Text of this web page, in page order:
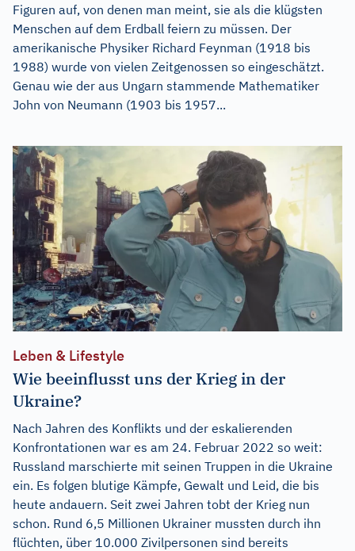
Figuren auf, von denen man meint, sie als die klügsten
Menschen auf dem Erdball feiern zu müssen. Der
amerikanische Physiker Richard Feynman (1918 bis
1988) wurde von vielen Zeitgenossen so eingeschätzt.
Genau wie der aus Ungarn stammende Mathematiker
John von Neumann (1903 bis 1957...
Leben & Lifestyle
Wie beeinflusst uns der Krieg in der
Ukraine?
Nach Jahren des Konflikts und der eskalierenden
Konfrontationen war es am 24. Februar 2022 so weit:
Russland marschierte mit seinen Truppen in die Ukraine
ein. Es folgen blutige Kämpfe, Gewalt und Leid, die bis
heute andauern. Seit zwei Jahren tobt der Krieg nun
schon. Rund 6,5 Millionen Ukrainer mussten durch ihn
flüchten, über 10.000 Zivilpersonen sind bereits